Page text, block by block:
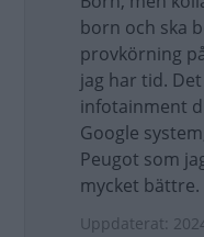
born och ska
provkörning
jag har tid.
infotainment
Google
Peugot som
mycket bättre.
Uppdaterat: